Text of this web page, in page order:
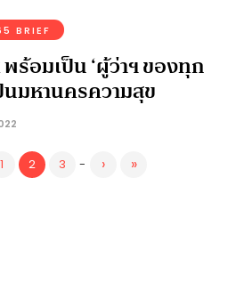
BRIEF
ร้อมเป็น ‘ผู้ว่าฯ ของทุก
มหานครความสุข
1 2 3 - › »